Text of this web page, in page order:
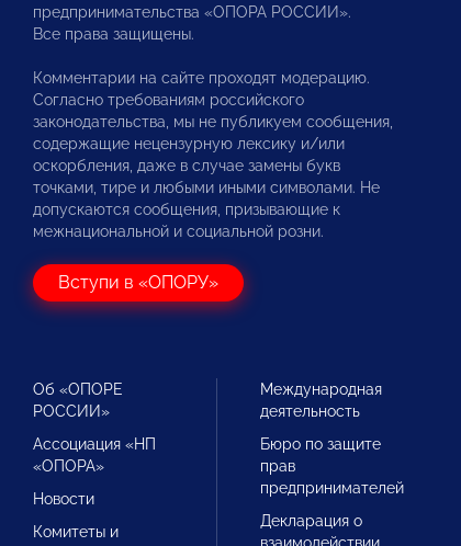
предпринимательства «ОПОРА РОССИИ».
Все права защищены.
Комментарии на сайте проходят модерацию.
Согласно требованиям российского
законодательства, мы не публикуем сообщения,
содержащие нецензурную лексику и/или
оскорбления, даже в случае замены букв
точками, тире и любыми иными символами. Не
допускаются сообщения, призывающие к
межнациональной и социальной розни.
Вступи в «ОПОРУ»
Об «ОПОРЕ
РОССИИ»
Ассоциация «НП
«ОПОРА»
Новости
Комитеты и
Международная
деятельность
Бюро по защите
прав
предпринимателей
Декларация о